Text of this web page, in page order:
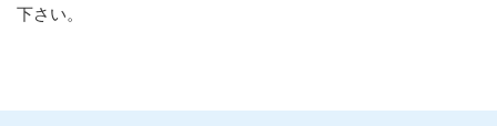
下さい。